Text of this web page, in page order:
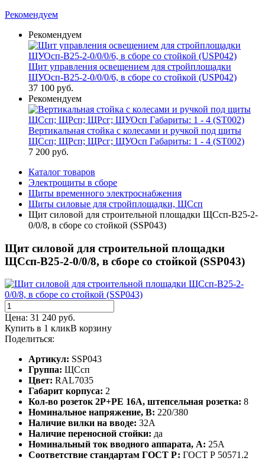
Рекомендуем
Рекомендуем
Щит управления освещением для стройплощадки
ЩУОсп-В25-2-0/0/0/6, в сборе со стойкой (USP042)
37 100 руб.
Рекомендуем
Вертикальная стойка с колесами и ручкой под щиты
ЩСсп; ЩРсп; ЩРсг; ЩУОсп Габариты: 1 - 4 (ST002)
7 200 руб.
Каталог товаров
Электрощиты в сборе
Щиты временного электроснабжения
Щиты силовые для стройплощадки, ЩСсп
Щит силовой для строительной площадки ЩСсп-В25-2-
0/0/8, в сборе со стойкой (SSP043)
Щит силовой для строительной площадки
ЩСсп-В25-2-0/0/8, в сборе со стойкой (SSP043)
Цена: 31 240 руб.
Купить в 1 кликВ корзину
Поделиться:
Артикул: SSP043
Группа: ЩСсп
Цвет: RAL7035
Габарит корпуса: 2
Кол-во розеток 2P+PE 16А, штепсельная розетка: 8
Номинальное напряжение, В: 220/380
Наличие вилки на вводе: 32А
Наличие переносной стойки: да
Номинальный ток вводного аппарата, А: 25А
Соответствие стандартам ГОСТ Р: ГОСТ Р 50571.2